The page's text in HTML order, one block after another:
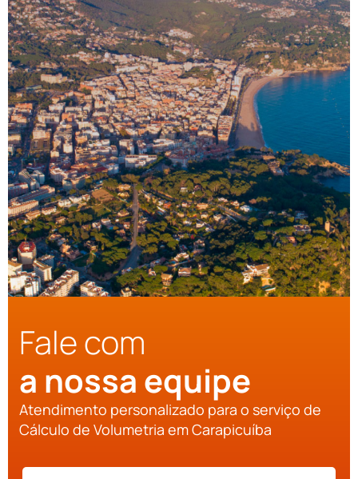
Fale com
a nossa equipe
Atendimento personalizado para o serviço de
Cálculo de Volumetria em Carapicuíba